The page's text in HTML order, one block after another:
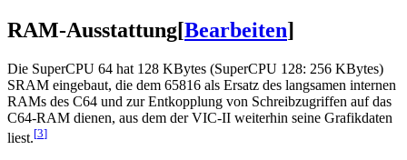
RAM-Ausstattung[Bearbeiten]
Die SuperCPU 64 hat 128 KBytes (SuperCPU 128: 256 KBytes)
SRAM eingebaut, die dem 65816 als Ersatz des langsamen internen
RAMs des C64 und zur Entkopplung von Schreibzugriffen auf das
C64-RAM dienen, aus dem der VIC-II weiterhin seine Grafikdaten
liest.[3]